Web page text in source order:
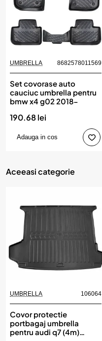
UMBRELLA 8682578011569
Set covorase auto
cauciuc umbrella pentru
bmw x4 g02 2018-
190.68 lei
Adauga in cos
Aceeasi categorie
UMBRELLA 106064
Covor protectie
portbagaj umbrella
pentru audi q7 (4m)